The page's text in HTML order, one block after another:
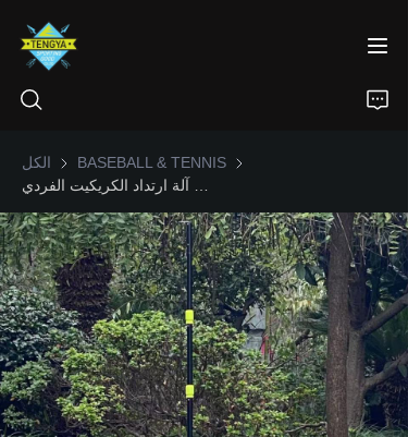
الكل BASEBALL & TENNIS BASEBALL & TENNIS
الرئيسية
المنتجات
معلومات عنا
أخبار
اتصل بنا